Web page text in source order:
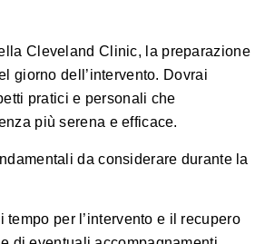
Cleveland Clinic, la preparazione
giorno dell’intervento. Dovrai
pratici e personali che
più serena e efficace.
da considerare durante la
tempo per l’intervento e il recupero